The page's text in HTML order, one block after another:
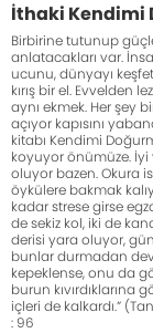
İthaki Kendimi
Birbirine tutunup
anlatacakları var.
ucunu, dünyayı
kırış bir el. Evvelden
aynı ekmek. Her şey
açıyor kapısını
kitabı Kendimi
koyuyor önümüze. İyi
oluyor bazen. Okura
öykülere bakmak
kadar strese girse
de sekiz kol, iki de
derisi yara oluyor,
bunlar durmadan
kepeklense, onu da
burun
içleri de kalkardı.”
: 96